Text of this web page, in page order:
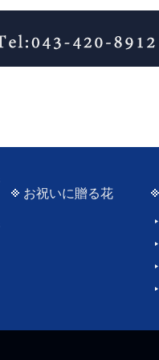
お祝いに贈る花